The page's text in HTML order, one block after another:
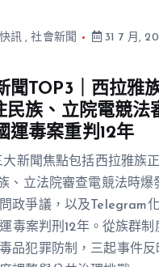
訊,社會新聞
31 7 月,
聞TOP3｜西拉雅
民族、立院電競法
運毒案重判12年
大新聞焦點包括西拉雅族
、立法院審查電競法時爆
政爭議，以及Telegram
毒案判刑12年。從族群
品犯罪防制，三起事件